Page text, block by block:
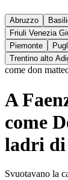
Abruzzo
Friuli Venezia
Piemonte
Trentino alto
come don
A
come
ladri di
Svuotavano la